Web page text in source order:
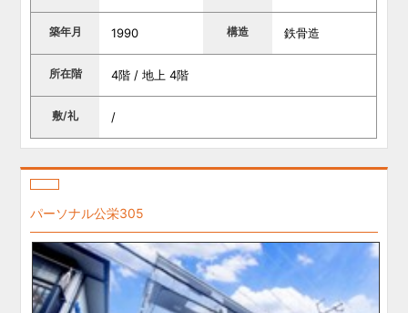
築年月 1990 構造 鉄骨造
所在階 4階 / 地上 4階
敷/礼 /
パーソナル公栄305